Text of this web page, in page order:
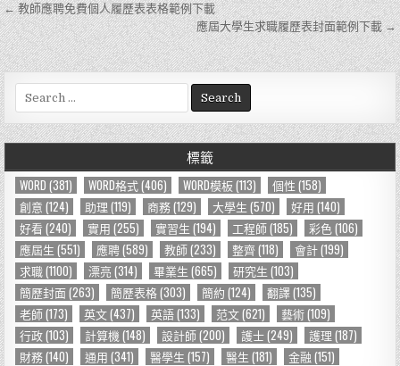
文
章
導
覽
← 教師應聘免費個人履歷表表格範例下載
應屆大學生求職履歷表封面範例下載 →
e
a
r
h
f
o
r
標籤
WORD (381) WORD格式(406) WORD模板(113) 個性 (158)
創意 (124) 助理 (119) 商務(129) 大學生 (570) 好用 (140)
好看 (240) 實用 (255) 實習生 (194) 工程師(185) 彩色 (106)
應屆生 (551) 應聘(589) 教師(233) 整齊(118) 會計(199)
求職(1100) 漂亮 (314) 畢業生 (665) 研究生 (103)
簡歷封面(263) 簡歷表格(303) 簡約 (124) 翻譯(135)
老師(173) 英文(437) 英語(133) 范文(621) 藝術(109)
行政(103) 計算機 (148) 設計師(200) 護士(249) 護理 (187)
財務(140) 通用 (341) 醫學生 (157) 醫生 (181) 金融 (151)